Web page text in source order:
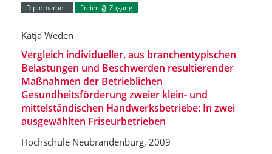
Diplomarbeit Freier Zugang
Katja Weden
Vergleich individueller, aus branchentypischen
Belastungen und Beschwerden resultierender
Maßnahmen der Betrieblichen
Gesundheitsförderung zweier klein- und
mittelständischen Handwerksbetriebe: In zwei
ausgewählten Friseurbetrieben
Hochschule Neubrandenburg, 2009